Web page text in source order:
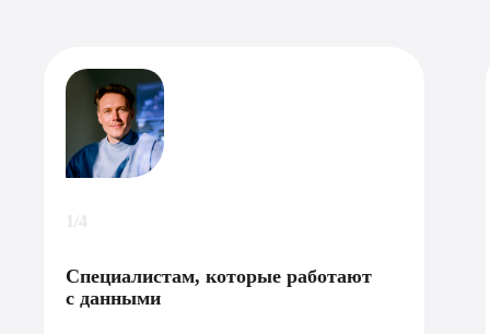
1/4
Специалистам, которые работают
с данными